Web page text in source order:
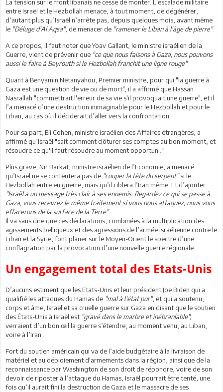
La tension sur le front libanais ne cesse de monter. L'escalade militaire
entre Israël et le Hezbollah menace, à tout moment, de dégénérer,
d’autant plus qu’Israël n’arrête pas, depuis quelques mois, avant même
le "Déluge d'Al Aqsa", de menacer de "ramener le Liban à l'âge de pierre".
A ce propos, il faut noter que Yoav Gallant, le ministre israélien de la
Guerre, vient de prévenir que "ce que nous faisons à Gaza, nous pouvons
aussi le faire à Beyrouth si le Hezbollah franchit une ligne rouge".
Quant à Benyamin Netanyahou, Premier ministre, pour qui "la guerre à
Gaza est une question de vie ou de mort", il a affirmé que Hassan
Nasrallah "commettrait l'erreur de sa vie s'il provoquait une guerre", et il
l’a menacé d’une destruction inimaginable pour le Hezbollah et pour le
Liban, au cas où il déciderait d’aller vers la confrontation.
Pour sa part, Eli Cohen, ministre israélien des Affaires étrangères, a
affirmé qu’Israël "sait comment clôturer ses comptes au bon moment, et
résoudre ce qu'il faut résoudre au moment opportun…".
Plus grave, Nir Barkat, ministre israélien de l’Economie, a menacé
qu’Israël ne se contentera pas de "couper la tête du serpent"si le
Hezbollah entre en guerre, mais qu’il ciblera l’Iran même. Et d’ajouter:
"Israël a un message très clair à ses ennemis. Regardez ce qui se passe à
Gaza, vous recevrez le même traitement si vous nous attaquez, nous vous
effacerons de la surface de la Terre".
Il va sans dire que ces déclarations, combinées à la multiplication des
agissements belliqueux et des agressions de l’armée israélienne contre le
Liban et la Syrie, font planer sur le Moyen-Orient le spectre d’une
conflagration par la provocation d’une nouvelle guerre régionale.
Un engagement total des Etats-Unis
D’aucuns estiment que les Etats-Unis et leur président Joe Biden qui a
qualifié les attaques du Hamas de "mal à l'état pur", et qui a soutenu,
corps et âme, Israël et sa cruelle guerre sur Gaza en disant que le soutien
des États-Unis à Israël est "gravé dans le marbre et inébranlable",
verraient d’un bon œil la guerre s’étendre, au moment venu, au Liban,
voire à l’Iran…
Fort du soutien américain qui va de l’aide budgétaire à la livraison de
matériel et au déploiement d'armements dans la région, ainsi que de la
reconnaissance par Washington de son droit de répondre, voire de son
devoir de riposter à l’attaque du Hamas, Israël pourrait être tenté, une
fois qu’il aurait fini la destruction de Gaza et le massacre de ses